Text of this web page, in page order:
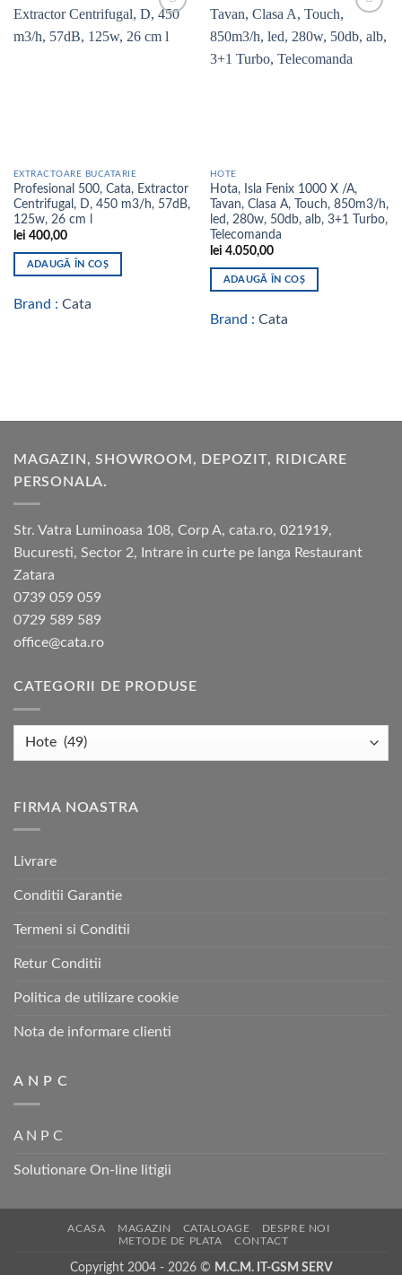
wishlist
EXTRACTOARE BUCATARIE
Profesional 500, Cata, Extractor
Centrifugal, D, 450 m3/h, 57dB,
125w, 26 cm l
lei 400,00
ADAUGĂ ÎN COȘ
Brand : Cata
wishlist
HOTE
Hota, Isla Fenix 1000 X /A,
Tavan, Clasa A, Touch, 850m3/h,
led, 280w, 50db, alb, 3+1 Turbo,
Telecomanda
lei 4.050,00
ADAUGĂ ÎN COȘ
Brand : Cata
MAGAZIN, SHOWROOM, DEPOZIT, RIDICARE
PERSONALA.
Str. Vatra Luminoasa 108, Corp A, cata.ro, 021919,
Bucuresti, Sector 2, Intrare in curte pe langa Restaurant
Zatara
0739 059 059
0729 589 589
office@cata.ro
CATEGORII DE PRODUSE
FIRMA NOASTRA
Livrare
Conditii Garantie
Termeni si Conditii
Retur Conditii
Politica de utilizare cookie
Nota de informare clienti
A N P C
A N P C
Solutionare On-line litigii
ACASA MAGAZIN CATALOAGE
DESPRE NOI
METODE DE PLATA
CONTACT
Copyright 2004 - 2026 © M.C.M. IT-GSM SERV